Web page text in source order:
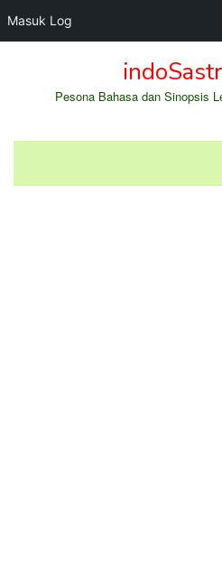
Masuk Log
Pesona Bahasa dan Sinopsis